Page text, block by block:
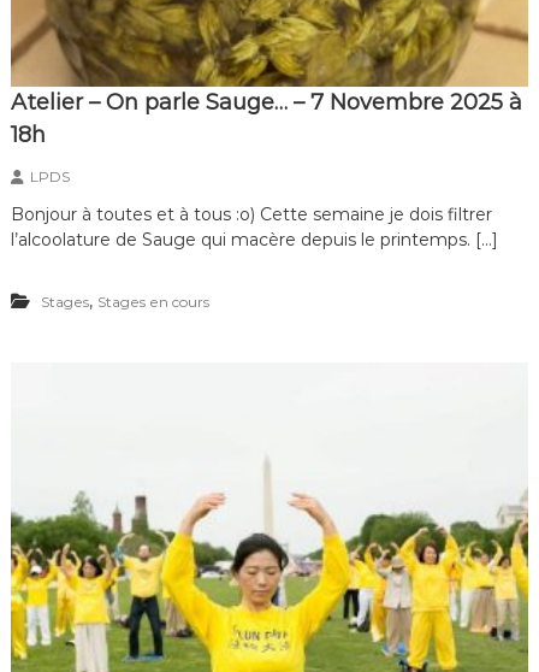
Atelier – On parle Sauge… – 7 Novembre 2025 à
18h
LPDS
Bonjour à toutes et à tous :o) Cette semaine je dois filtrer
l’alcoolature de Sauge qui macère depuis le printemps. […]
Stages, Stages en cours